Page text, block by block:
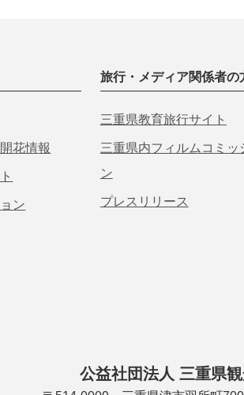
花情報
ン
旅行・メディア関係者の
三重県教育旅行サイト
三重県内フィルムコミッ
ン
プレスリリース
公益社団法人 三重県